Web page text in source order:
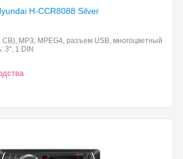
H-CCR8088 Silver
СВ), MP3, MPEG4, разъем USB, многоцветный
3", 1 DIN